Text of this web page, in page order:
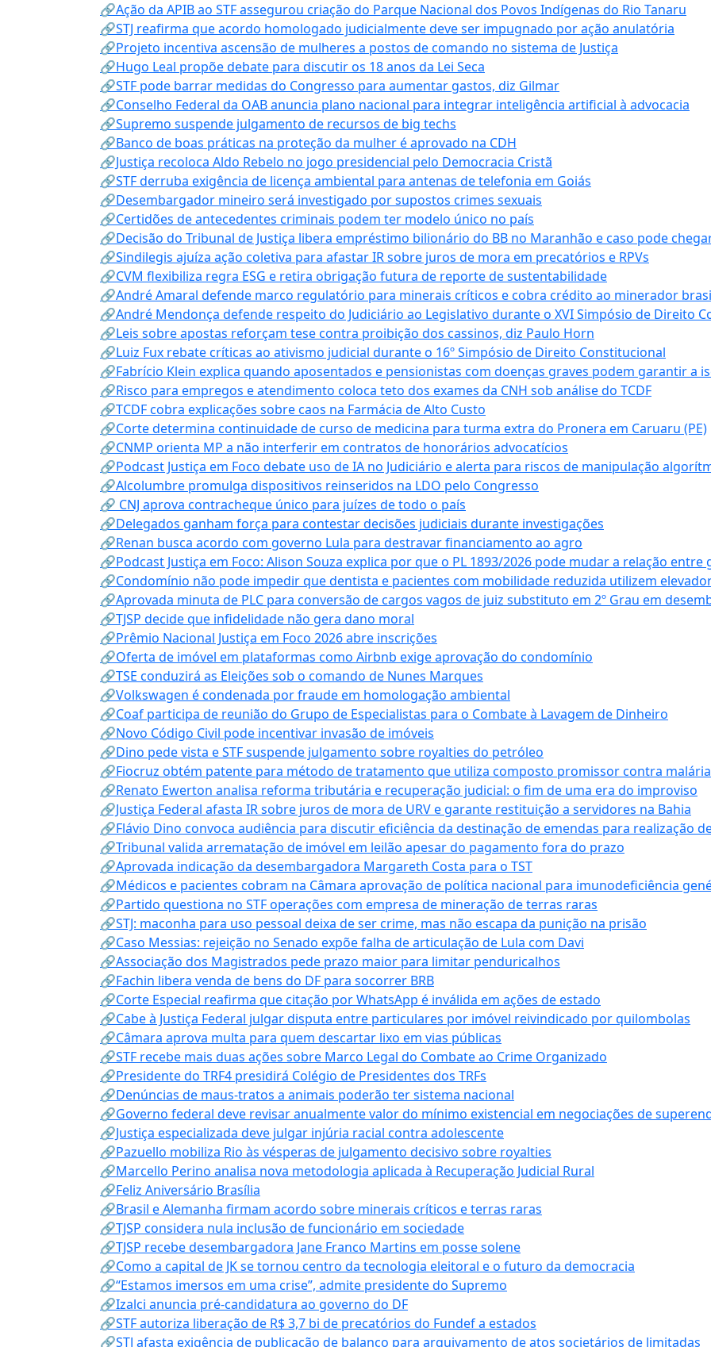
🔗Ação da APIB ao STF assegurou criação do Parque Nacional dos Povos Indígenas do Rio Tanaru
🔗STJ reafirma que acordo homologado judicialmente deve ser impugnado por ação anulatória
🔗Projeto incentiva ascensão de mulheres a postos de comando no sistema de Justiça
🔗Hugo Leal propõe debate para discutir os 18 anos da Lei Seca
🔗STF pode barrar medidas do Congresso para aumentar gastos, diz Gilmar
🔗Conselho Federal da OAB anuncia plano nacional para integrar inteligência artificial à advocacia
🔗Supremo suspende julgamento de recursos de big techs
🔗Banco de boas práticas na proteção da mulher é aprovado na CDH
🔗Justiça recoloca Aldo Rebelo no jogo presidencial pelo Democracia Cristã
🔗STF derruba exigência de licença ambiental para antenas de telefonia em Goiás
🔗Desembargador mineiro será investigado por supostos crimes sexuais
🔗Certidões de antecedentes criminais podem ter modelo único no país
🔗Decisão do Tribunal de Justiça libera empréstimo bilionário do BB no Maranhão e caso pode chegar
🔗Sindilegis ajuíza ação coletiva para afastar IR sobre juros de mora em precatórios e RPVs
🔗CVM flexibiliza regra ESG e retira obrigação futura de reporte de sustentabilidade
🔗André Amaral defende marco regulatório para minerais críticos e cobra crédito ao minerador
🔗André Mendonça defende respeito do Judiciário ao Legislativo durante o XVI Simpósio de Direito
🔗Leis sobre apostas reforçam tese contra proibição dos cassinos, diz Paulo Horn
🔗Luiz Fux rebate críticas ao ativismo judicial durante o 16º Simpósio de Direito Constitucional
🔗Fabrício Klein explica quando aposentados e pensionistas com doenças graves podem garantir a
🔗Risco para empregos e atendimento coloca teto dos exames da CNH sob análise do TCDF
🔗TCDF cobra explicações sobre caos na Farmácia de Alto Custo
🔗Corte determina continuidade de curso de medicina para turma extra do Pronera em Caruaru (PE)
🔗CNMP orienta MP a não interferir em contratos de honorários advocatícios
🔗Podcast Justiça em Foco debate uso de IA no Judiciário e alerta para riscos de manipulação
🔗Alcolumbre promulga dispositivos reinseridos na LDO pelo Congresso
🔗 CNJ aprova contracheque único para juízes de todo o país
🔗Delegados ganham força para contestar decisões judiciais durante investigações
🔗Renan busca acordo com governo Lula para destravar financiamento ao agro
🔗Podcast Justiça em Foco: Alison Souza explica por que o PL 1893/2026 pode mudar a relação
🔗Condomínio não pode impedir que dentista e pacientes com mobilidade reduzida utilizem
🔗Aprovada minuta de PLC para conversão de cargos vagos de juiz substituto em 2º Grau em
🔗TJSP decide que infidelidade não gera dano moral
🔗Prêmio Nacional Justiça em Foco 2026 abre inscrições
🔗Oferta de imóvel em plataformas como Airbnb exige aprovação do condomínio
🔗TSE conduzirá as Eleições sob o comando de Nunes Marques
🔗Volkswagen é condenada por fraude em homologação ambiental
🔗Coaf participa de reunião do Grupo de Especialistas para o Combate à Lavagem de Dinheiro
🔗Novo Código Civil pode incentivar invasão de imóveis
🔗Dino pede vista e STF suspende julgamento sobre royalties do petróleo
🔗Fiocruz obtém patente para método de tratamento que utiliza composto promissor contra
🔗Renato Ewerton analisa reforma tributária e recuperação judicial: o fim de uma era do improviso
🔗Justiça Federal afasta IR sobre juros de mora de URV e garante restituição a servidores na Bahia
🔗Flávio Dino convoca audiência para discutir eficiência da destinação de emendas para realização
🔗Tribunal valida arrematação de imóvel em leilão apesar do pagamento fora do prazo
🔗Aprovada indicação da desembargadora Margareth Costa para o TST
🔗Médicos e pacientes cobram na Câmara aprovação de política nacional para imunodeficiência
🔗Partido questiona no STF operações com empresa de mineração de terras raras
🔗STJ: maconha para uso pessoal deixa de ser crime, mas não escapa da punição na prisão
🔗Caso Messias: rejeição no Senado expõe falha de articulação de Lula com Davi
🔗Associação dos Magistrados pede prazo maior para limitar penduricalhos
🔗Fachin libera venda de bens do DF para socorrer BRB
🔗Corte Especial reafirma que citação por WhatsApp é inválida em ações de estado
🔗Cabe à Justiça Federal julgar disputa entre particulares por imóvel reivindicado por quilombolas
🔗Câmara aprova multa para quem descartar lixo em vias públicas
🔗STF recebe mais duas ações sobre Marco Legal do Combate ao Crime Organizado
🔗Presidente do TRF4 presidirá Colégio de Presidentes dos TRFs
🔗Denúncias de maus-tratos a animais poderão ter sistema nacional
🔗Governo federal deve revisar anualmente valor do mínimo existencial em negociações de
🔗Justiça especializada deve julgar injúria racial contra adolescente
🔗Pazuello mobiliza Rio às vésperas de julgamento decisivo sobre royalties
🔗Marcello Perino analisa nova metodologia aplicada à Recuperação Judicial Rural
🔗Feliz Aniversário Brasília
🔗Brasil e Alemanha firmam acordo sobre minerais críticos e terras raras
🔗TJSP considera nula inclusão de funcionário em sociedade
🔗TJSP recebe desembargadora Jane Franco Martins em posse solene
🔗Como a capital de JK se tornou centro da tecnologia eleitoral e o futuro da democracia
🔗“Estamos imersos em uma crise”, admite presidente do Supremo
🔗Izalci anuncia pré-candidatura ao governo do DF
🔗STF autoriza liberação de R$ 3,7 bi de precatórios do Fundef a estados
🔗STJ afasta exigência de publicação de balanço para arquivamento de atos societários de limitadas